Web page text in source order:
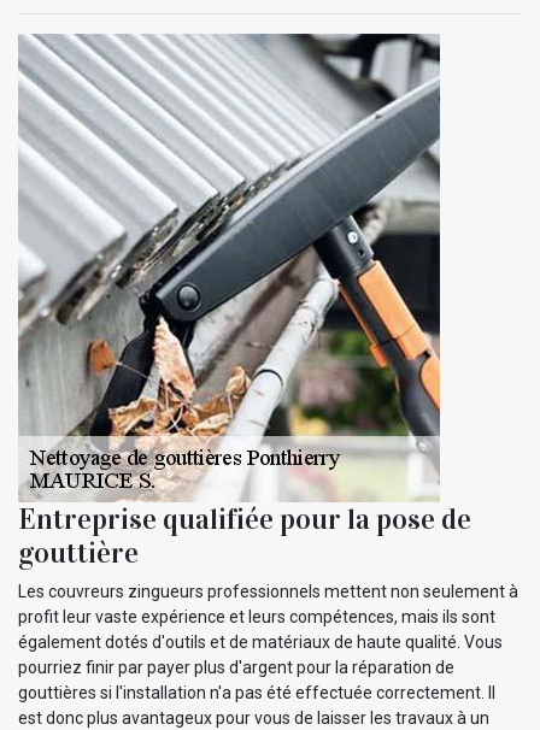
Entreprise qualifiée pour la pose de
gouttière
Les couvreurs zingueurs professionnels mettent non seulement à
profit leur vaste expérience et leurs compétences, mais ils sont
également dotés d'outils et de matériaux de haute qualité. Vous
pourriez finir par payer plus d'argent pour la réparation de
gouttières si l'installation n'a pas été effectuée correctement. Il
est donc plus avantageux pour vous de laisser les travaux à un